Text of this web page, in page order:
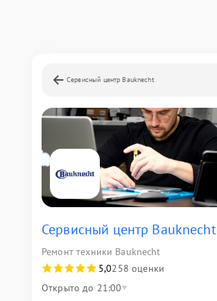
Сервисный центр Bauknecht
Сервисный центр Bauknecht
Ремонт техники Bauknecht
5,0258 оценки
Открыто до 21:00